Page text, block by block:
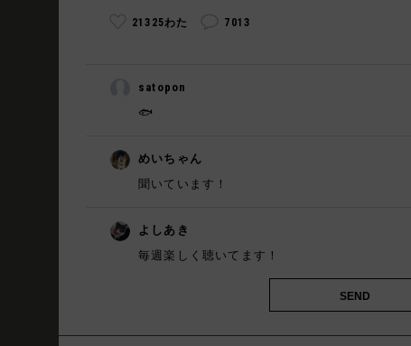
21325わた 7013
satopon
🐟
めいちゃん
聞いています！
よしあき
毎週楽しく聴いてます！